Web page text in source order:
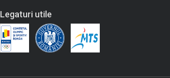
Legaturi utile